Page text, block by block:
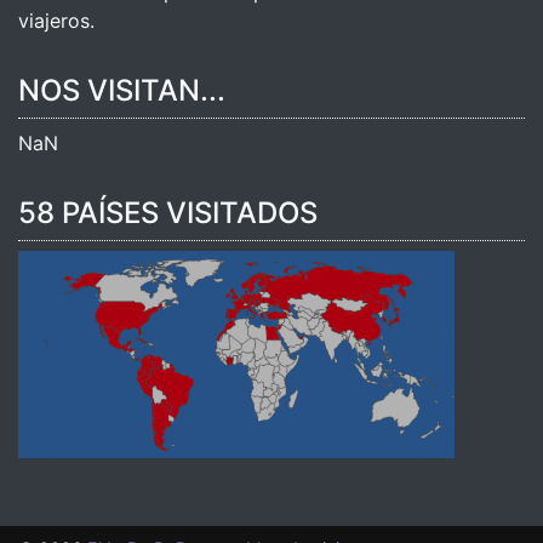
viajeros.
NOS VISITAN...
NaN
58 PAÍSES VISITADOS